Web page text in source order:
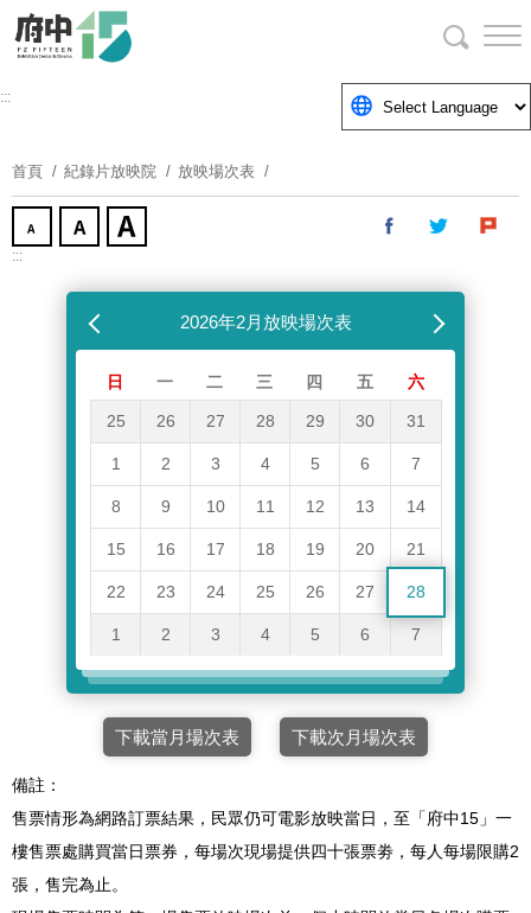
要
塊
:::
首頁 紀錄片放映院 放映場次表
:::
2026年2月放映場次表下個月
日 一 二 三 四 五 六
25 26 27 28 29 30 31
1 2 3 4 5 6 7
8 9 10 11 12 13 14
15 16 17 18 19 20 21
22 23 24 25 26 27 28
1 2 3 4 5 6 7
下載當月場次表 下載次月場次表
備註：
售票情形為網路訂票結果，民眾仍可電影放映當日，至「府中15」一
樓售票處購買當日票券，每場次現場提供四十張票劵，每人每場限購2
張，售完為止。